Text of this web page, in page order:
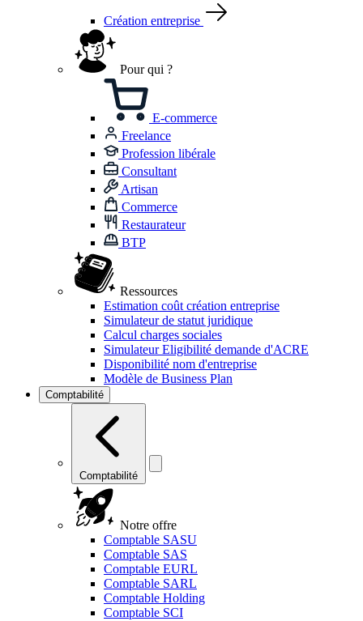
Création entreprise
Pour qui ?
E-commerce
Freelance
Profession libérale
Consultant
Artisan
Commerce
Restaurateur
BTP
Ressources
Estimation coût création entreprise
Simulateur de statut juridique
Calcul charges sociales
Simulateur Eligibilité demande d'ACRE
Disponibilité nom d'entreprise
Modèle de Business Plan
Comptabilité
Comptabilité
Notre offre
Comptable SASU
Comptable SAS
Comptable EURL
Comptable SARL
Comptable Holding
Comptable SCI